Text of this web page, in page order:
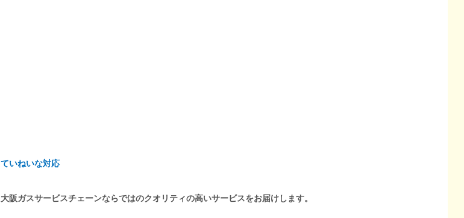
ていねいな対応
大阪ガスサービスチェーンならではのクオリティの高いサービスをお届けします。